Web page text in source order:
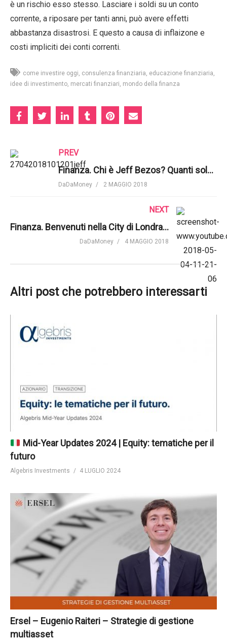
è un rischio esso stesso. Lasciare i soldi su un conto
corrente, a riposare per tanti anni, può avere effetti
abbastanza disastrosi. E questo a causa di inflaizone e
costi impliciti dei conti correnti.
come investire oggi consulenza finanziaria educazione finanziaria
idee di investimento mercati finanziari mondo della finanza
PREV
Finanza. Chi è Jeff Bezos? Quanti soldi ha Jeff Bezos? | Investire.biz
DaDaMoney 2 MAGGIO 2018
NEXT
Finanza. Benvenuti nella City di Londra | Bloomberg
DaDaMoney 4 MAGGIO 2018
Altri post che potrebbero interessarti
Mid-Year Updates 2024 | Equity: tematiche per il
futuro
Algebris Investments 4 LUGLIO 2024
Ersel – Eugenio Raiteri – Strategie di gestione
multiasset